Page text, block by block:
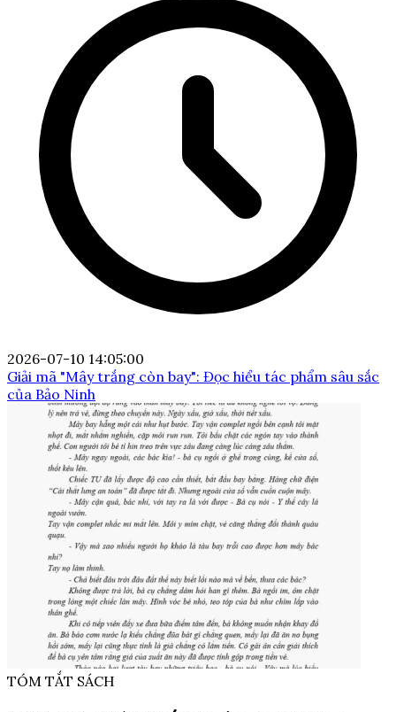
2026-07-10 14:05:00
Giải mã "Mây trắng còn bay": Đọc hiểu tác phẩm sâu sắc
của Bảo Ninh
TÓM TẮT SÁCH